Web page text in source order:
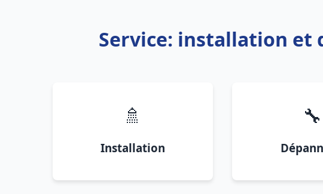
Service: installation et
🚿
Installation
🔧